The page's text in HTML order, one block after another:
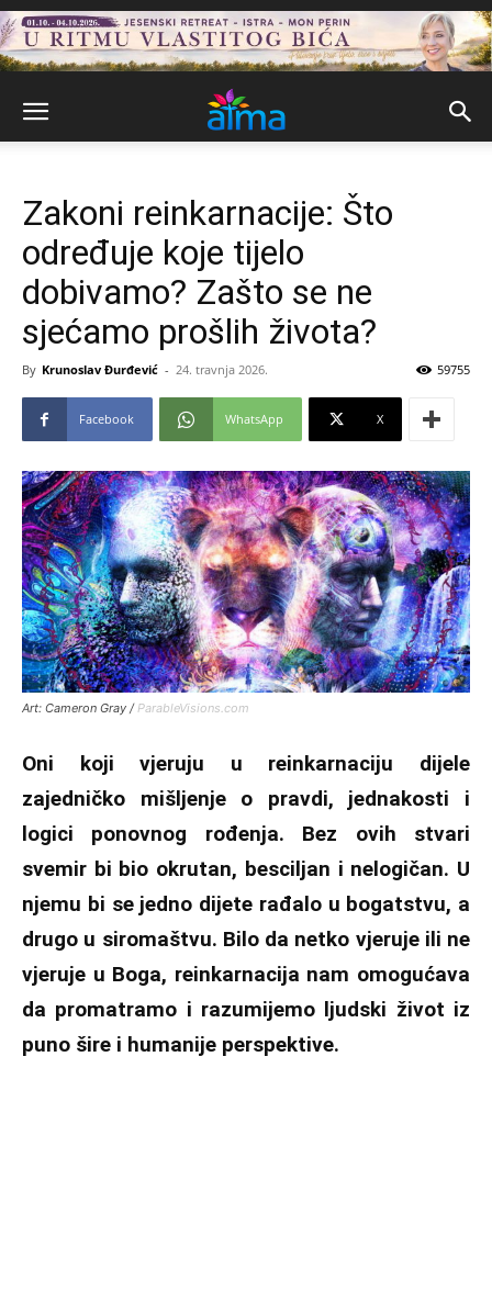
Zakoni reinkarnacije: Što
određuje koje tijelo
dobivamo? Zašto se ne
sjećamo prošlih života?
By Krunoslav Đurđević - 24. travnja 2026. 59755
Facebook WhatsApp X
Art: Cameron Gray /ParableVisions.com
Oni koji vjeruju u reinkarnaciju dijele
zajedničko mišljenje o pravdi, jednakosti i
logici ponovnog rođenja. Bez ovih stvari
svemir bi bio okrutan, besciljan i nelogičan. U
njemu bi se jedno dijete rađalo u bogatstvu, a
drugo u siromaštvu. Bilo da netko vjeruje ili ne
vjeruje u Boga, reinkarnacija nam omogućava
da promatramo i razumijemo ljudski život iz
puno šire i humanije perspektive.